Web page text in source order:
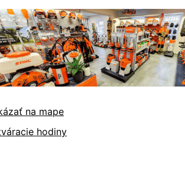
na mape
hodiny